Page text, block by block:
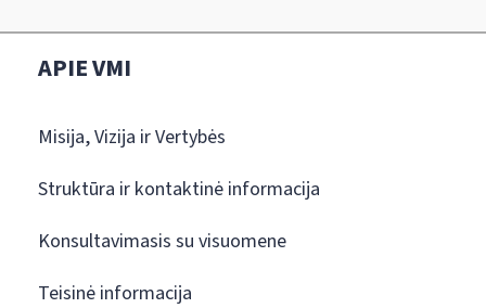
APIE VMI
Misija, Vizija ir Vertybės
Struktūra ir kontaktinė informacija
Konsultavimasis su visuomene
Teisinė informacija